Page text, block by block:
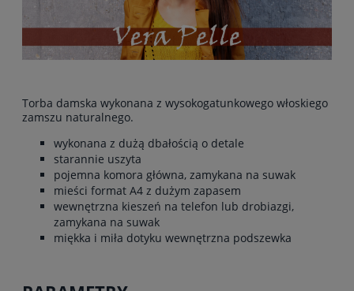
Torba damska wykonana z wysokogatunkowego włoskiego
zamszu naturalnego.
wykonana z dużą dbałością o detale
starannie uszyta
pojemna komora główna, zamykana na suwak
mieści format A4 z dużym zapasem
wewnętrzna kieszeń na telefon lub drobiazgi,
zamykana na suwak
miękka i miła dotyku wewnętrzna podszewka